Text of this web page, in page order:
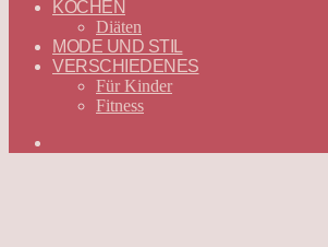
KOCHEN
Diäten
MODE UND STIL
VERSCHIEDENES
Für Kinder
Fitness